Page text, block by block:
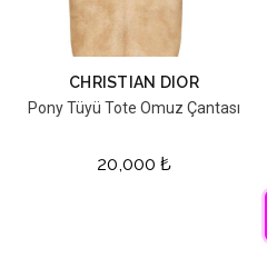
CHRISTIAN DIOR
Pony Tüyü Tote Omuz Çantası
20,000 ₺